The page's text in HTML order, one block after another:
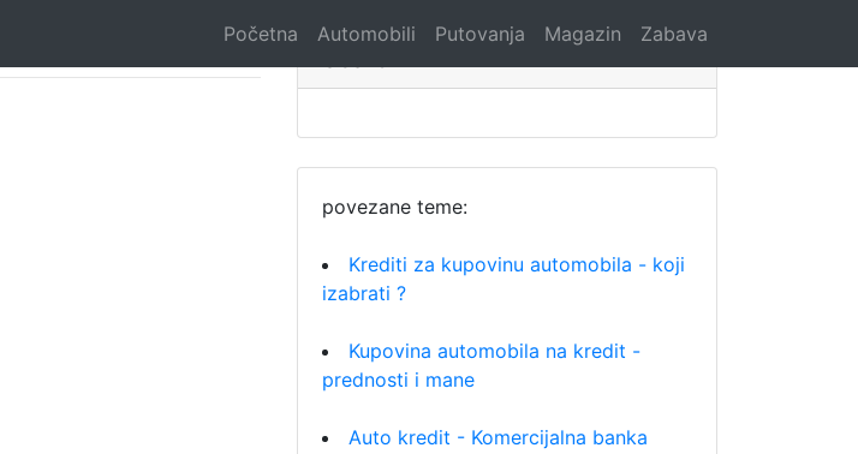
Početna Automobili Putovanja Magazin Zabava
povezane teme:
Krediti za kupovinu automobila - koji
izabrati ?
Kupovina automobila na kredit -
prednosti i mane
Auto kredit - Komercijalna banka